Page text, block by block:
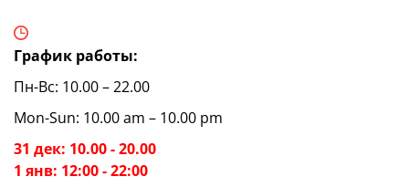
График работы:
Пн-Вс: 10.00 – 22.00
Mon-Sun: 10.00 am – 10.00 pm
31 дек: 10.00 - 20.00
1 янв: 12:00 - 22:00